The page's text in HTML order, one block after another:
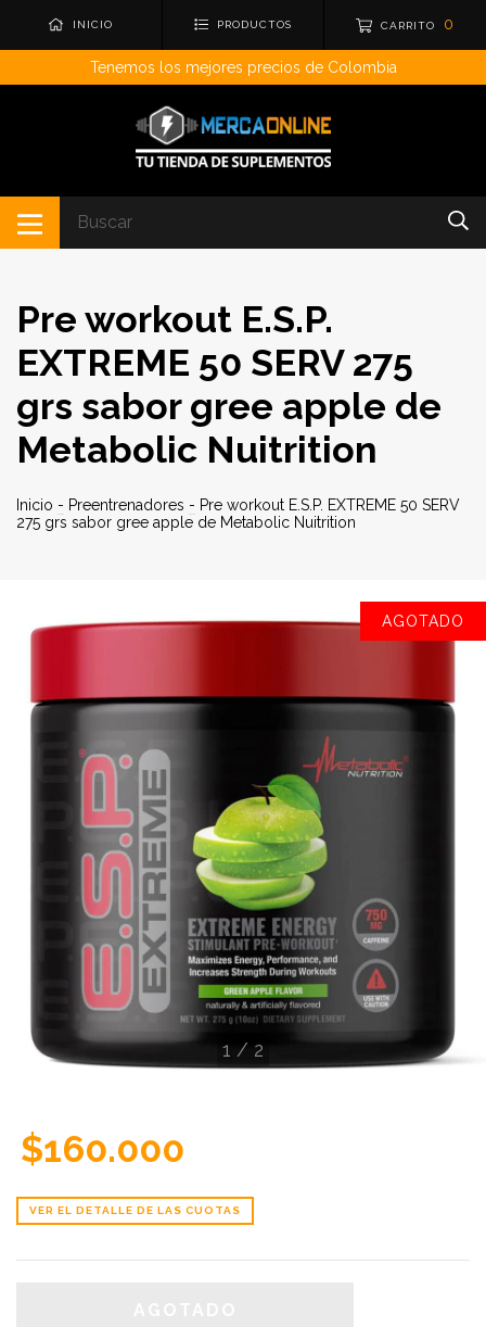
INICIO PRODUCTOS CARRITO 0
Tenemos los mejores precios de Colombia
Pre workout E.S.P.
EXTREME 50 SERV 275
grs sabor gree apple de
Metabolic Nuitrition
Inicio - Preentrenadores - Pre workout E.S.P. EXTREME 50 SERV
275 grs sabor gree apple de Metabolic Nuitrition
AGOTADO
1 / 2
$160.000
VER EL DETALLE DE LAS CUOTAS